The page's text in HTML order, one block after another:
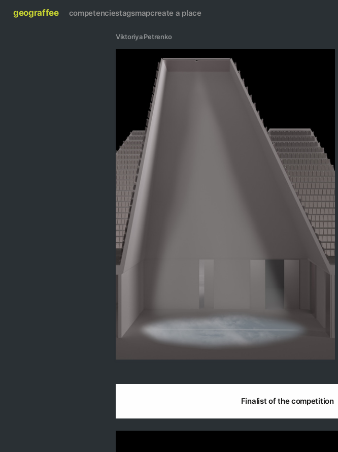
geograffee competenciestagsmapcreate a place
Viktoriya Petrenko
Finalist of the competition